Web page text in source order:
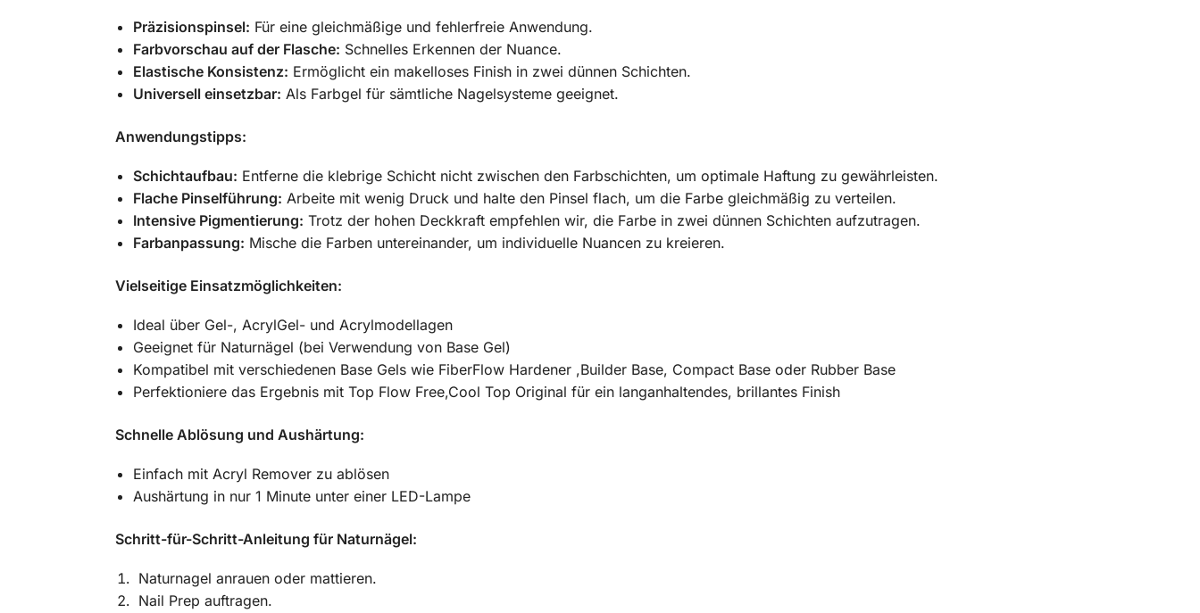
Präzisionspinsel: Für eine gleichmäßige und fehlerfreie Anwendung.
Farbvorschau auf der Flasche: Schnelles Erkennen der Nuance.
Elastische Konsistenz: Ermöglicht ein makelloses Finish in zwei dünnen Schichten.
Universell einsetzbar: Als Farbgel für sämtliche Nagelsysteme geeignet.
Anwendungstipps:
Schichtaufbau: Entferne die klebrige Schicht nicht zwischen den Farbschichten, um optimale Haftung zu gewährleisten.
Flache Pinselführung: Arbeite mit wenig Druck und halte den Pinsel flach, um die Farbe gleichmäßig zu verteilen.
Intensive Pigmentierung: Trotz der hohen Deckkraft empfehlen wir, die Farbe in zwei dünnen Schichten aufzutragen.
Farbanpassung: Mische die Farben untereinander, um individuelle Nuancen zu kreieren.
Vielseitige Einsatzmöglichkeiten:
Ideal über Gel-, AcrylGel- und Acrylmodellagen
Geeignet für Naturnägel (bei Verwendung von Base Gel)
Kompatibel mit verschiedenen Base Gels wie FiberFlow Hardener ,Builder Base, Compact Base oder Rubber Base
Perfektioniere das Ergebnis mit Top Flow Free,Cool Top Original für ein langanhaltendes, brillantes Finish
Schnelle Ablösung und Aushärtung:
Einfach mit Acryl Remover zu ablösen
Aushärtung in nur 1 Minute unter einer LED-Lampe
Schritt-für-Schritt-Anleitung für Naturnägel:
Naturnagel anrauen oder mattieren.
Nail Prep auftragen.